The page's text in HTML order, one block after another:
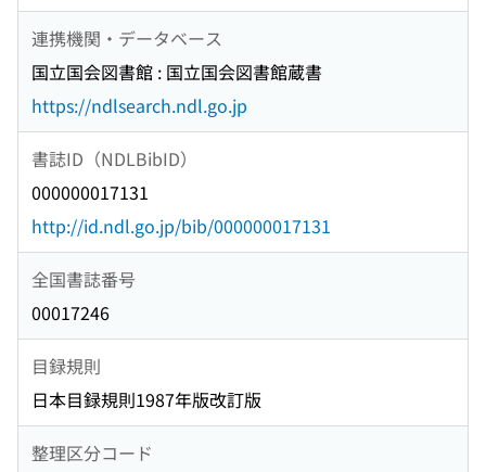
連携機関・データベース
国立国会図書館 : 国立国会図書館蔵書
https://ndlsearch.ndl.go.jp
書誌ID（NDLBibID）
000000017131
http://id.ndl.go.jp/bib/000000017131
全国書誌番号
00017246
目録規則
日本目録規則1987年版改訂版
整理区分コード